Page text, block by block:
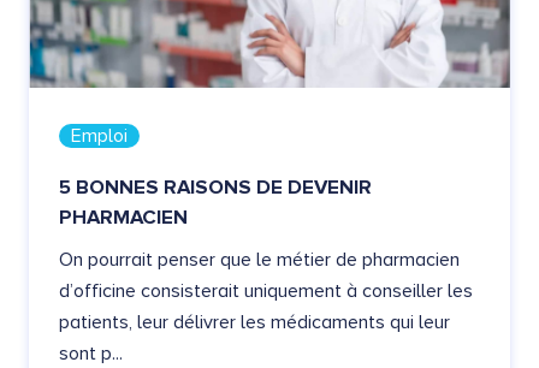
Emploi
5 BONNES RAISONS DE DEVENIR
PHARMACIEN
On pourrait penser que le métier de pharmacien
d’officine consisterait uniquement à conseiller les
patients, leur délivrer les médicaments qui leur
sont p...